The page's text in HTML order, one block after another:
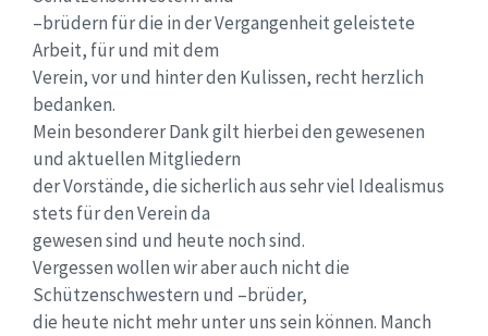
–brüdern für die in der Vergangenheit geleistete
Arbeit, für und mit dem
Verein, vor und hinter den Kulissen, recht herzlich
bedanken.
Mein besonderer Dank gilt hierbei den gewesenen
und aktuellen Mitgliedern
der Vorstände, die sicherlich aus sehr viel Idealismus
stets für den Verein da
gewesen sind und heute noch sind.
Vergessen wollen wir aber auch nicht die
Schützenschwestern und –brüder,
die heute nicht mehr unter uns sein können. Manch